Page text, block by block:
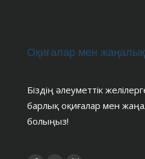
Оқиғалар мен
Біздің әлеуметтік
барлық оқиғалар мен
болыңыз!